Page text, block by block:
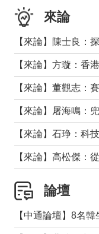
來論
【來論】董觀志：
論壇